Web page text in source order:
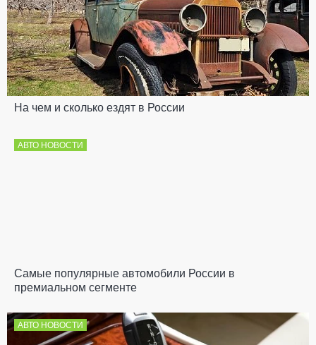
На чем и сколько ездят в России
АВТО НОВОСТИ
Самые популярные автомобили России в
премиальном сегменте
АВТО НОВОСТИ